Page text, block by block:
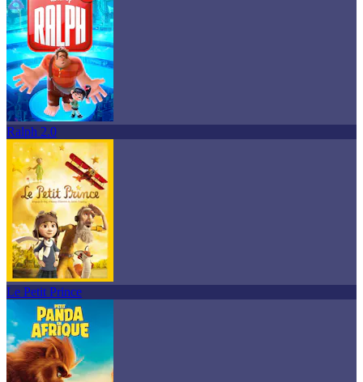
Ralph 2.0
Le Petit Prince